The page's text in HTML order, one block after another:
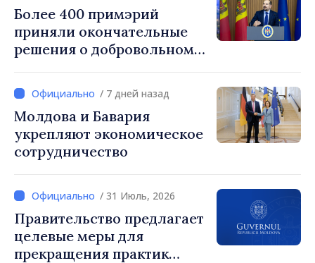
посольства США в РМ Ник
Петрович
Более 400 примэрий
приняли окончательные
решения о добровольном
секретарь правительства
Алексей Бузу: «85,5%
примэрий инициировали
процесс. Благодарим
местных избранников за
первое место интересы
людей и развитие»
/ 7 дней назад
Молдова и Бавария
укрепляют экономическое
сотрудничество
/ 31 Июль, 2026
Правительство предлагает
целевые меры для
прекращения практик